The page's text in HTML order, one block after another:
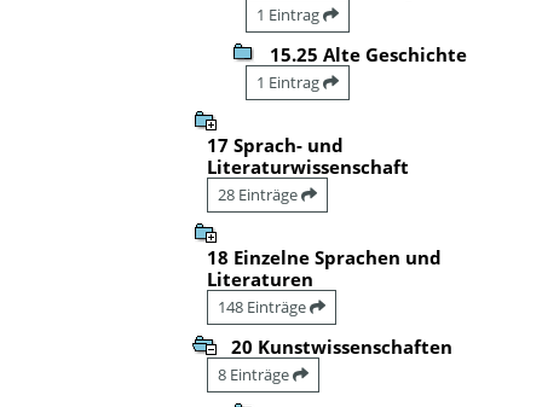
1 Eintrag
15.25 Alte Geschichte
1 Eintrag
17 Sprach- und
Literaturwissenschaft
28 Einträge
18 Einzelne Sprachen und
Literaturen
148 Einträge
20 Kunstwissenschaften
8 Einträge